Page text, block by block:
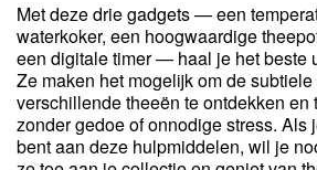
Met deze drie gadgets — een
waterkoker, een hoogwaardige
een digitale timer — haal je het beste
Ze maken het mogelijk om de
verschillende theeën te ontdekken en
zonder gedoe of onnodige stress. Als
bent aan deze hulpmiddelen, wil je